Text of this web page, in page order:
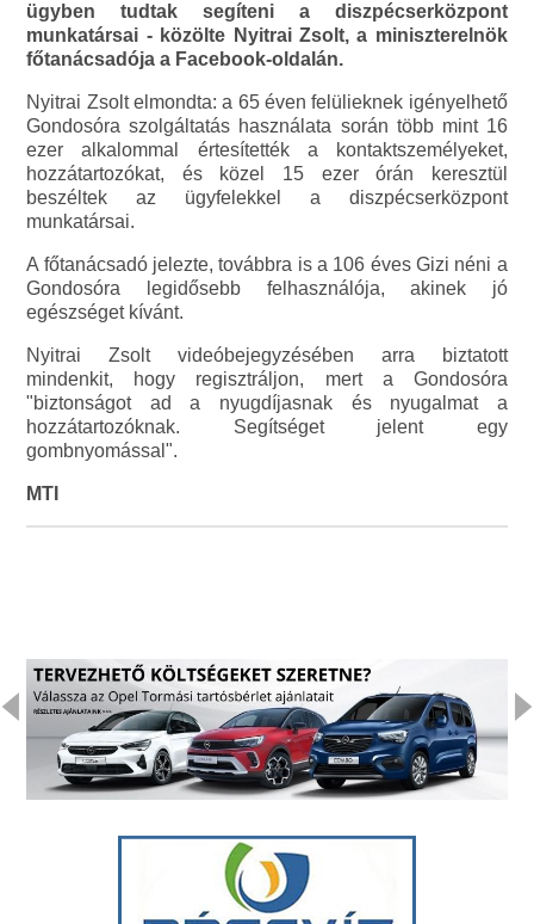
ügyben tudtak segíteni a diszpécserközpont
munkatársai - közölte Nyitrai Zsolt, a miniszterelnök
főtanácsadója a Facebook-oldalán.
Nyitrai Zsolt elmondta: a 65 éven felülieknek igényelhető
Gondosóra szolgáltatás használata során több mint 16
ezer alkalommal értesítették a kontaktszemélyeket,
hozzátartozókat, és közel 15 ezer órán keresztül
beszéltek az ügyfelekkel a diszpécserközpont
munkatársai.
A főtanácsadó jelezte, továbbra is a 106 éves Gizi néni a
Gondosóra legidősebb felhasználója, akinek jó
egészséget kívánt.
Nyitrai Zsolt videóbejegyzésében arra biztatott
mindenkit, hogy regisztráljon, mert a Gondosóra
"biztonságot ad a nyugdíjasnak és nyugalmat a
hozzátartozóknak. Segítséget jelent egy
gombnyomással".
MTI